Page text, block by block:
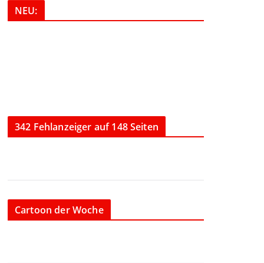
NEU:
342 Fehlanzeiger auf 148 Seiten
Cartoon der Woche